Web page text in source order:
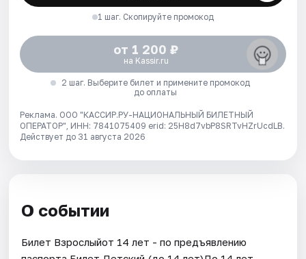
1 шаг. Скопируйте промокод
от 1 200 ₽
на Kassir.ru
2 шаг. Выберите билет и примените промокод
до оплаты
Реклама. ООО "КАССИР.РУ-НАЦИОНАЛЬНЫЙ БИЛЕТНЫЙ
ОПЕРАТОР", ИНН: 7841075409 erid: 25H8d7vbP8SRTvHZrUcdLB.
Действует до 31 августа 2026
О событии
Билет Взрослыйот 14 лет - по предъявлению